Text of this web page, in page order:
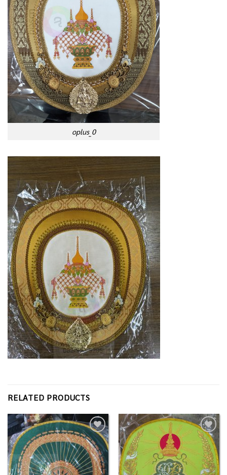
oplus_0
RELATED PRODUCTS
Add to
Wishlist
Add to
Wishlist